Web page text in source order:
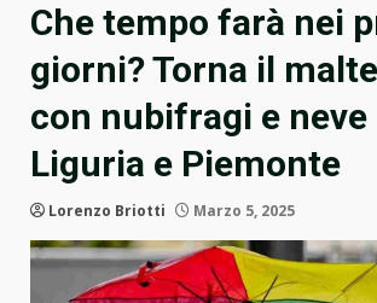
Che tempo farà nei
giorni? Torna il
con nubifragi e neve
Liguria e Piemonte
Lorenzo Briotti Marzo 5, 2025